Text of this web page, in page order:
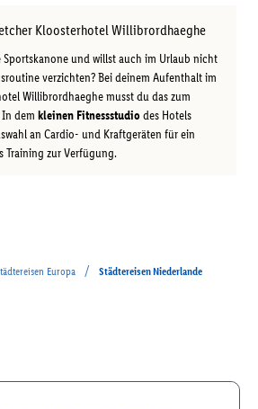
Kloosterhotel Willibrordhaeghe
Sportskanone und willst auch im Urlaub nicht
verzichten? Bei deinem Aufenthalt im
Willibrordhaeghe musst du das zum
dem kleinen Fitnessstudiodes Hotels
an Cardio- und Kraftgeräten für ein
Training zur Verfügung.
Europa / Städtereisen Niederlande